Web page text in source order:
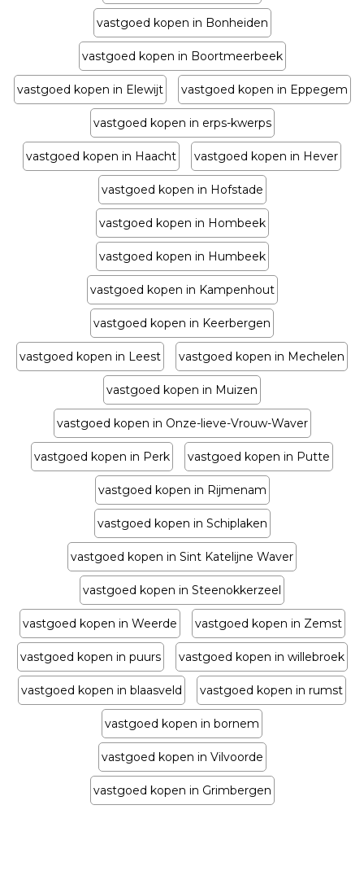
vastgoed kopen in Bonheiden
vastgoed kopen in Boortmeerbeek
vastgoed kopen in Elewijt vastgoed kopen in Eppegem
vastgoed kopen in erps-kwerps
vastgoed kopen in Haacht vastgoed kopen in Hever
vastgoed kopen in Hofstade
vastgoed kopen in Hombeek
vastgoed kopen in Humbeek
vastgoed kopen in Kampenhout
vastgoed kopen in Keerbergen
vastgoed kopen in Leest vastgoed kopen in Mechelen
vastgoed kopen in Muizen
vastgoed kopen in Onze-lieve-Vrouw-Waver
vastgoed kopen in Perk vastgoed kopen in Putte
vastgoed kopen in Rijmenam
vastgoed kopen in Schiplaken
vastgoed kopen in Sint Katelijne Waver
vastgoed kopen in Steenokkerzeel
vastgoed kopen in Weerde vastgoed kopen in Zemst
vastgoed kopen in puurs vastgoed kopen in willebroek
vastgoed kopen in blaasveld vastgoed kopen in rumst
vastgoed kopen in bornem
vastgoed kopen in Vilvoorde
vastgoed kopen in Grimbergen